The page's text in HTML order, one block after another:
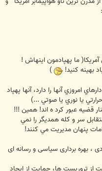
ما پهپادمون اينهاش !
بهينه کنيد!
)
امروزي آنها را دارد، آنها پهپاد
يا نوري يا صوتي ...)
قضيه عبور کرد ه اند! همين !!!
سر و کله همديگر را نمي
پنهان مديريت مي کنند!
، بهره برداری سیاسی و رسانه ای